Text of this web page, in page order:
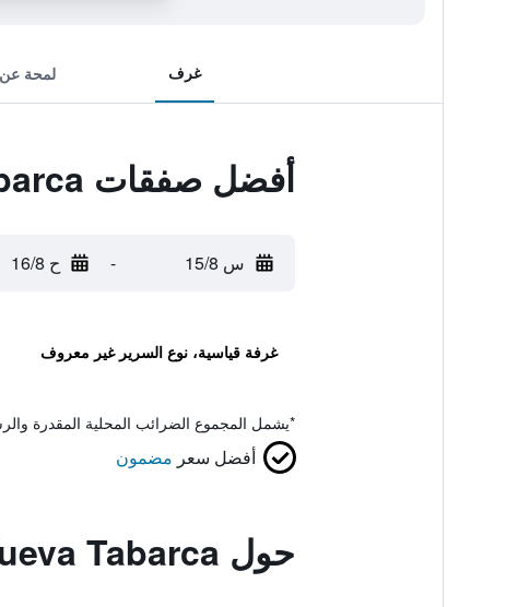
غرف لمحة عن
أفضل صفقات Hostal Nueva Tabarca
س 15/8 - ح 16/8
غرفة قياسية، نوع السرير غير معروف
*يشمل المجموع الضرائب المحلية المقدرة
أفضل سعر مضمون
حول Hostal Nueva Tabarca